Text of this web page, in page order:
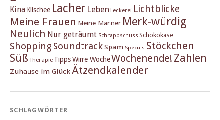
Kina Klischee Lacher Leben Leckerei Lichtblicke
Meine Frauen Meine Männer Merk-würdig
Neulich Nur geträumt Schnappschuss Schokokäse
Shopping SoundtrackSpam Specials Stöckchen
Süß Therapie TippsWirre WocheWochenende! Zahlen
Zuhause im Glück Ätzendkalender
SCHLAGWÖRTER